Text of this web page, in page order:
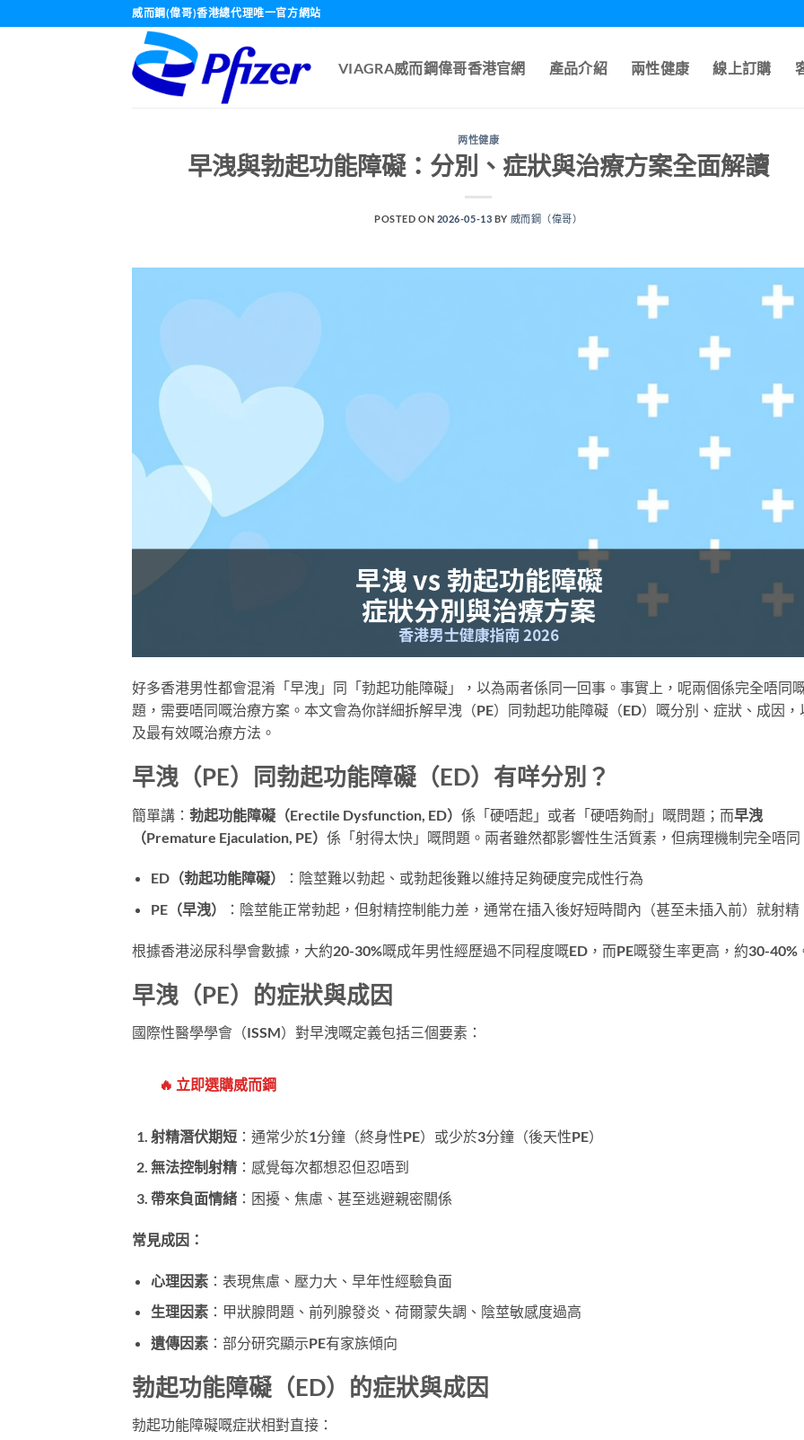
威而鋼(偉哥)香港總代理唯一官方網站
VIAGRA威而鋼偉哥香港官網 產品介紹 兩性健康 線上訂購
两性健康
早洩與勃起功能障礙：分別、症狀與治療方案全面解讀
POSTED ON 2026-05-13 BY 威而鋼（偉哥）
好多香港男性都會混淆「早洩」同「勃起功能障礙」，以為兩者係同一回事。事實上，呢兩個係完全唔同
題，需要唔同嘅治療方案。本文會為你詳細拆解早洩（PE）同勃起功能障礙（ED）嘅分別、症狀、成因，
及最有效嘅治療方法。
早洩（PE）同勃起功能障礙（ED）有咩分別？
簡單講： 勃起功能障礙（Erectile Dysfunction, ED） 係「硬唔起」或者「硬唔夠耐」嘅問題；而早洩
（Premature Ejaculation, PE） 係「射得太快」嘅問題。兩者雖然都影響性生活質素，但病理機制完全唔同
ED（勃起功能障礙）
：陰莖難以勃起、或勃起後難以維持足夠硬度完成性行為
PE（早洩）
：陰莖能正常勃起，但射精控制能力差，通常在插入後好短時間內（甚至未插入前）就射精
根據香港泌尿科學會數據，大約20-30%嘅成年男性經歷過不同程度嘅ED，而PE嘅發生率更高，約30-40%
早洩（PE）的症狀與成因
國際性醫學學會（ISSM）對早洩嘅定義包括三個要素：
🔥 立即選購威而鋼
射精潛伏期短：通常少於1分鐘（終身性PE）或少於3分鐘（後天性PE）
無法控制射精：感覺每次都想忍但忍唔到
帶來負面情緒：困擾、焦慮、甚至逃避親密關係
常見成因：
心理因素：表現焦慮、壓力大、早年性經驗負面
生理因素：甲狀腺問題、前列腺發炎、荷爾蒙失調、陰莖敏感度過高
遺傳因素：部分研究顯示PE有家族傾向
勃起功能障礙（ED）的症狀與成因
勃起功能障礙嘅症狀相對直接：